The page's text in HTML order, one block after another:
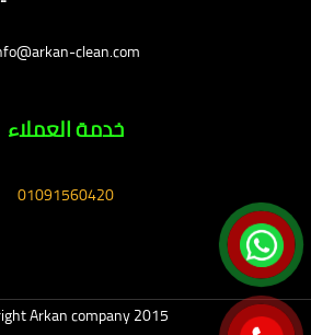
clean.com
خدمة العملاء
01091560420
Arkan company 2015